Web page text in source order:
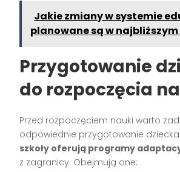
Jakie zmiany w systemie
planowane są w najbliższym
Przygotowanie
do rozpoczęcia
Przed rozpoczęciem nauki warto
odpowiednie przygotowanie dziecka.
szkoły oferują programy
z zagranicy. Obejmują one: